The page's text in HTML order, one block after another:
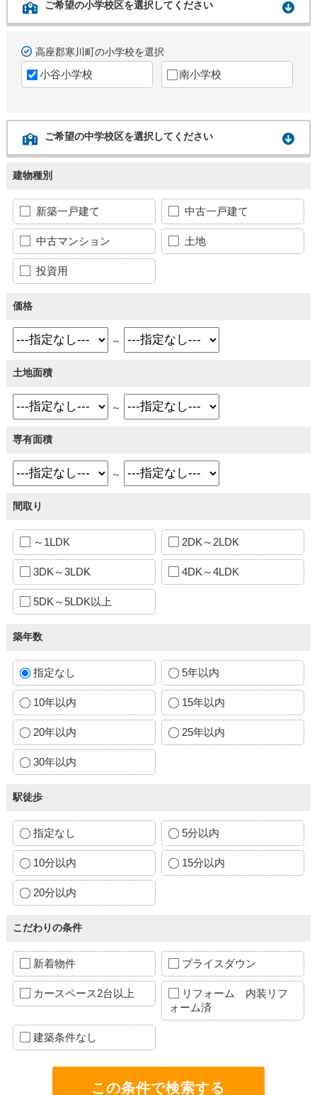
ご希望の小学校区を選択してください
高座郡寒川町の小学校を選択
小谷小学校 南小学校
ご希望の中学校区を選択してください
建物種別
新築一戸建て 中古一戸建て
中古マンション 土地
投資用
価格
～
土地面積
～
専有面積
～
間取り
～1LDK 2DK～2LDK
3DK～3LDK 4DK～4LDK
5DK～5LDK以上
築年数
指定なし 5年以内
10年以内 15年以内
20年以内 25年以内
30年以内
駅徒歩
指定なし 5分以内
10分以内 15分以内
20分以内
こだわりの条件
新着物件 プライスダウン
カースペース2台以上
リフォーム 内装リフ
ォーム済
建築条件なし